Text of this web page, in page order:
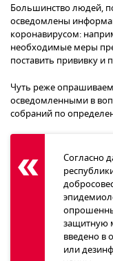
Большинство людей,
осведомлены
коронавирусом:
необходимые меры
поставить прививку и
Чуть реже
осведомленными в
собраний по
Согласно
защитную
введено в
или